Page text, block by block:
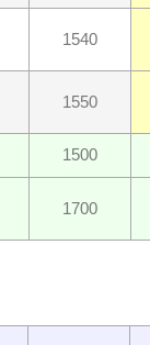
1540
1550
1500
1700